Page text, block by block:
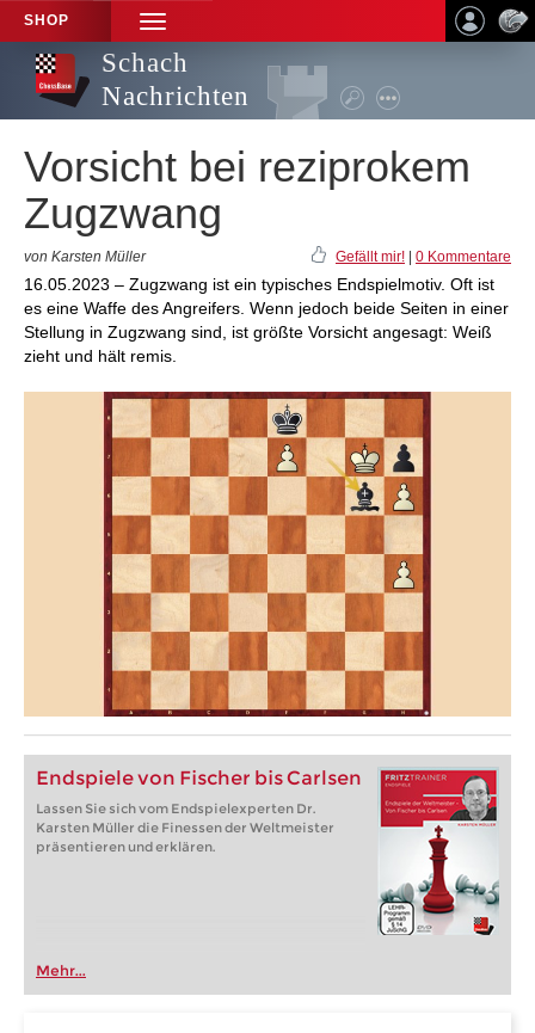
SHOP
TOGGLE
NAVIGATION
Schach
Nachrichten
Vorsicht bei reziprokem
Zugzwang
von Karsten Müller Gefällt mir! 0 Kommentare
16.05.2023 – Zugzwang ist ein typisches Endspielmotiv. Oft ist
es eine Waffe des Angreifers. Wenn jedoch beide Seiten in einer
Stellung in Zugzwang sind, ist größte Vorsicht angesagt: Weiß
zieht und hält remis.
Endspiele von Fischer bis Carlsen
Lassen Sie sich vom Endspielexperten Dr.
Karsten Müller die Finessen der Weltmeister
präsentieren und erklären.
Mehr...